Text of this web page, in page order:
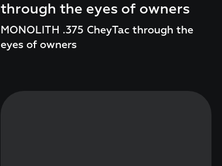
through the eyes of owners
MONOLITH .375 CheyTac through the
eyes of owners